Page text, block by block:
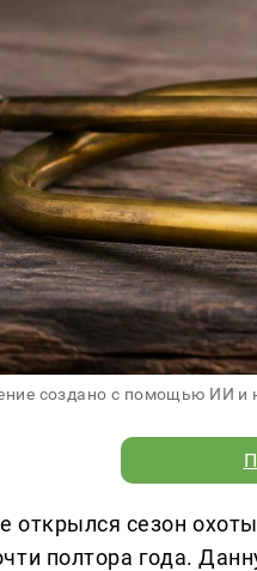
создано с помощью ИИ и
открылся сезон
полтора года.